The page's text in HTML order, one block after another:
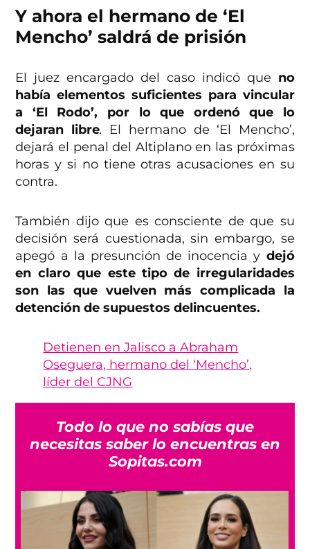
Y ahora el hermano de ‘El
Mencho’ saldrá de prisión
El juez encargado del caso indicó que no
había elementos suficientes para vincular
a ‘El Rodo’, por lo que ordenó que lo
dejaran libre. El hermano de ‘El Mencho’,
dejará el penal del Altiplano en las próximas
horas y si no tiene otras acusaciones en su
contra.
También dijo que es consciente de que su
decisión será cuestionada, sin embargo, se
apegó a la presunción de inocencia y dejó
en claro que este tipo de irregularidades
son las que vuelven más complicada la
detención de supuestos delincuentes.
Detienen en Jalisco a Abraham
Oseguera, hermano del ‘Mencho’,
líder del CJNG
Todo lo que no sabías que
necesitas saber lo encuentras en
Sopitas.com